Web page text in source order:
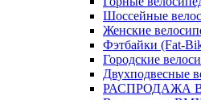
Шоссейные
Женские
Фэтбайки (Fat-
Городские
Двухподвесные
РАСПРОДАЖА